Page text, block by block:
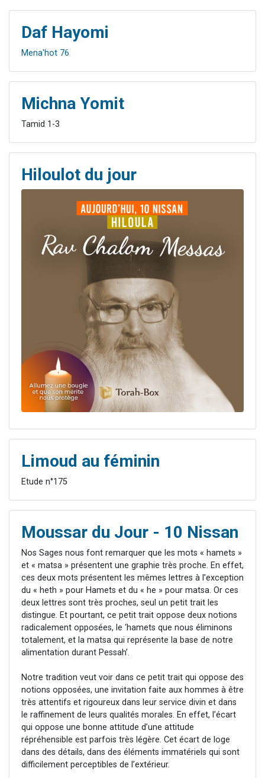
Daf Hayomi
Mena'hot 76
Michna Yomit
Tamid 1-3
Hiloulot du jour
Limoud au féminin
Etude n°175
Moussar du Jour - 10 Nissan
Nos Sages nous font remarquer que les mots « hamets »
et « matsa » présentent une graphie très proche. En effet,
ces deux mots présentent les mêmes lettres à l’exception
du « heth » pour Hamets et du « he » pour matsa. Or ces
deux lettres sont très proches, seul un petit trait les
distingue. Et pourtant, ce petit trait oppose deux notions
radicalement opposées, le ‘hamets que nous éliminons
totalement, et la matsa qui représente la base de notre
alimentation durant Pessah’.
Notre tradition veut voir dans ce petit trait qui oppose des
notions opposées, une invitation faite aux hommes à être
très attentifs et rigoureux dans leur service divin et dans
le raffinement de leurs qualités morales. En effet, l’écart
qui oppose une bonne attitude d’une attitude
répréhensible est parfois très légère. Cet écart de loge
dans des détails, dans des éléments immatériels qui sont
difficilement perceptibles de l’extérieur.